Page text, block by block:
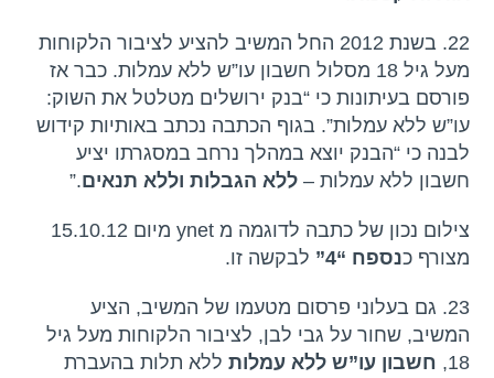
22. בשנת 2012 החל המשיב להציע לציבור הלקוחות
מעל גיל 18 מסלול חשבון עו”ש ללא עמלות. כבר אז
פורסם בעיתונות כי “בנק ירושלים מטלטל את השוק:
עו”ש ללא עמלות”. בגוף הכתבה נכתב באותיות קידוש
לבנה כי “הבנק יוצא במהלך נרחב במסגרתו יציע
חשבון ללא עמלות –ללא הגבלות וללא תנאים.”
צילום נכון של כתבה לדוגמה מ ynet מיום 15.10.12
מצורף כנספח “4” לבקשה זו.
23. גם בעלוני פרסום מטעמו של המשיב, הציע
המשיב, שחור על גבי לבן, לציבור הלקוחות מעל גיל
18, חשבון עו”ש ללא עמלות ללא תלות בהעברת